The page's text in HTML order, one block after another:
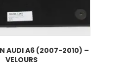
AUDI A6 (2007-2010) –
VELOURS